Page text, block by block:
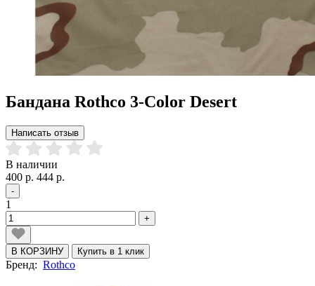
Бандана Rothco 3-Color Desert
Написать отзыв
В наличии
400 р. 444 р.
-
1
+
В КОРЗИНУ Купить в 1 клик
Бренд: Rothco